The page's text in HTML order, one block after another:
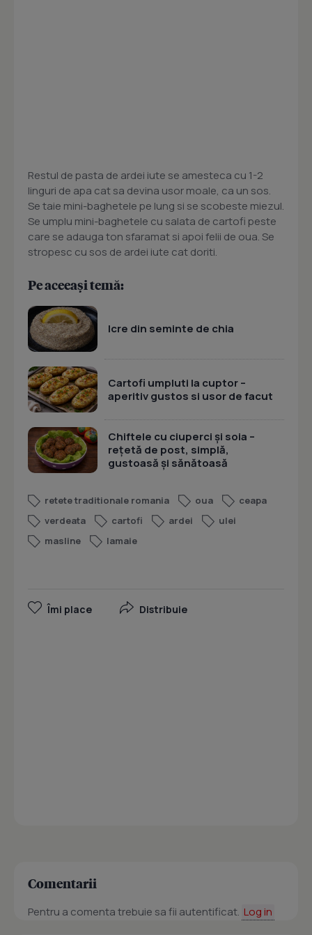
Restul de pasta de ardei iute se amesteca cu 1-2
linguri de apa cat sa devina usor moale, ca un sos.
Se taie mini-baghetele pe lung si se scobeste miezul.
Se umplu mini-baghetele cu salata de cartofi peste
care se adauga ton sfaramat si apoi felii de oua. Se
stropesc cu sos de ardei iute cat doriti.
Pe aceeași temă:
Icre din seminte de chia
Cartofi umpluti la cuptor –
aperitiv gustos si usor de facut
Chiftele cu ciuperci și soia –
rețetă de post, simplă,
gustoasă și sănătoasă
retete traditionale romania oua
ceapa
verdeata
cartofi ardei
ulei
masline
lamaie
Îmi place Distribuie
Comentarii
Pentru a comenta trebuie sa fii autentificat. Log in